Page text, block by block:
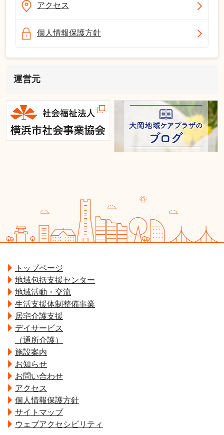
アクセス
個人情報保護方針
運営元
トップページ
地域包括支援センター
地域活動・交流
生活支援体制整備事業
居宅介護支援
デイサービス
（通所介護）
施設案内
お知らせ
お問い合わせ
アクセス
個人情報保護方針
サイトマップ
ウェブアクセシビリティ